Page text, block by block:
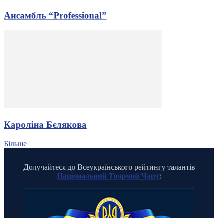
Ансамбль “Professional”
Кароліна Бєлякова
Більше
Долучайтеся до Всеукраїнського рейтингу талантів
Національний Творчий Чарт: